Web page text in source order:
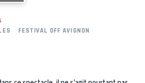
FESTIVAL OFF AVIGNON